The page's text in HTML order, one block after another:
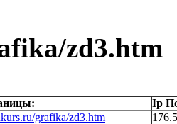
zd3.htm
Ip
grafika/zd3.htm